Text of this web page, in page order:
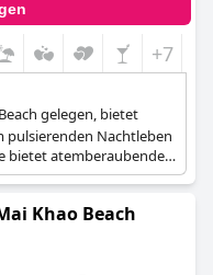
+7
gelegen, bietet
pulsierenden Nachtleben
bietet atemberaubende
und Meer. Es hat
und seiner lebhaften
Khao Beach